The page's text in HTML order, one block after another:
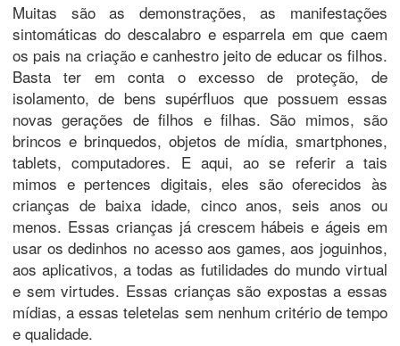
Muitas são as demonstrações, as manifestações
sintomáticas do descalabro e esparrela em que caem
os pais na criação e canhestro jeito de educar os filhos.
Basta ter em conta o excesso de proteção, de
isolamento, de bens supérfluos que possuem essas
novas gerações de filhos e filhas. São mimos, são
brincos e brinquedos, objetos de mídia, smartphones,
tablets, computadores. E aqui, ao se referir a tais
mimos e pertences digitais, eles são oferecidos às
crianças de baixa idade, cinco anos, seis anos ou
menos. Essas crianças já crescem hábeis e ágeis em
usar os dedinhos no acesso aos games, aos joguinhos,
aos aplicativos, a todas as futilidades do mundo virtual
e sem virtudes. Essas crianças são expostas a essas
mídias, a essas teletelas sem nenhum critério de tempo
e qualidade.